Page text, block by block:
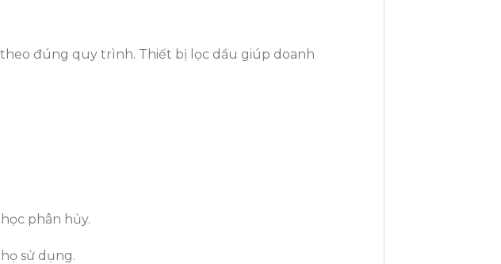
đúng quy trình. Thiết bị lọc dầu giúp doanh
phân hủy.
sử dụng.